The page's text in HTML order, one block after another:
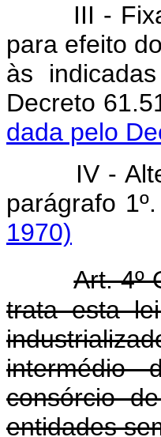
III -
para efeito
às
Decreto
dada pelo
IV -
1970)
Art. 4º
trata esta
intermédio
consórcio
entidades